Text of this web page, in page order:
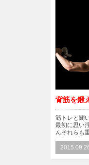
背筋を鍛
筋トレと聞
最初に思い
んそれらも